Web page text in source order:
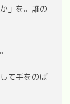
」を。誰の
て手をのば